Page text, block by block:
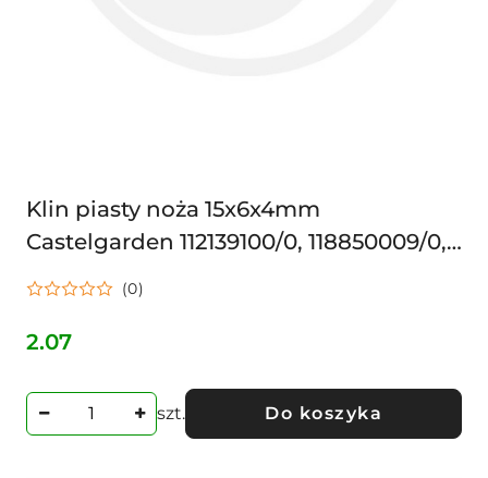
Klin piasty noża 15x6x4mm
Castelgarden 112139100/0, 118850009/0,
112139100/0, 12139100/0
(0)
Cena:
2.07
szt. Do koszyka